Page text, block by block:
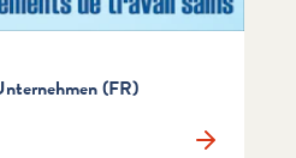
(FR)